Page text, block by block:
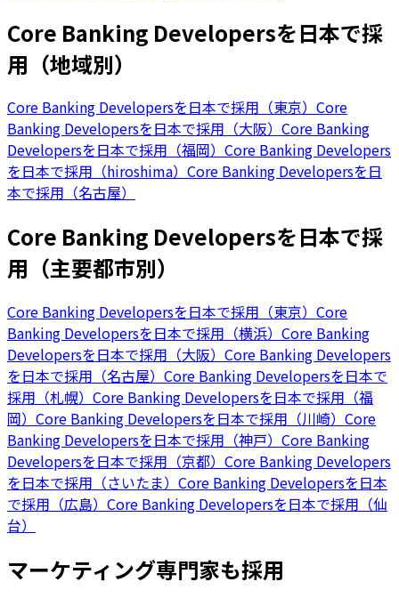
Core Banking Developersを日本で採
用（地域別）
Core Banking Developersを日本で採用（東京） Core
Banking Developersを日本で採用（大阪） Core Banking
Developersを日本で採用（福岡） Core Banking Developers
を日本で採用（hiroshima） Core Banking Developersを日
本で採用（名古屋）
Core Banking Developersを日本で採
用（主要都市別）
Core Banking Developersを日本で採用（東京） Core
Banking Developersを日本で採用（横浜） Core Banking
Developersを日本で採用（大阪） Core Banking Developers
を日本で採用（名古屋） Core Banking Developersを日本で
採用（札幌） Core Banking Developersを日本で採用（福
岡） Core Banking Developersを日本で採用（川崎） Core
Banking Developersを日本で採用（神戸） Core Banking
Developersを日本で採用（京都） Core Banking Developers
を日本で採用（さいたま） Core Banking Developersを日本
で採用（広島） Core Banking Developersを日本で採用（仙
台）
マーケティング専門家も採用